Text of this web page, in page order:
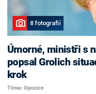
8 fotografií
Úmorné, ministři s
popsal Grolich
krok
Téma: Opozice